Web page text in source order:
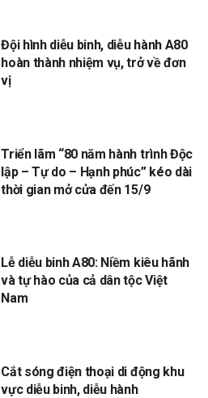
Đội hình diễu binh, diễu hành A80
hoàn thành nhiệm vụ, trở về đơn
vị
Triển lãm “80 năm hành trình Độc
lập – Tự do – Hạnh phúc” kéo dài
thời gian mở cửa đến 15/9
Lễ diễu binh A80: Niềm kiêu hãnh
và tự hào của cả dân tộc Việt
Nam
Cắt sóng điện thoại di động khu
vực diễu binh, diễu hành